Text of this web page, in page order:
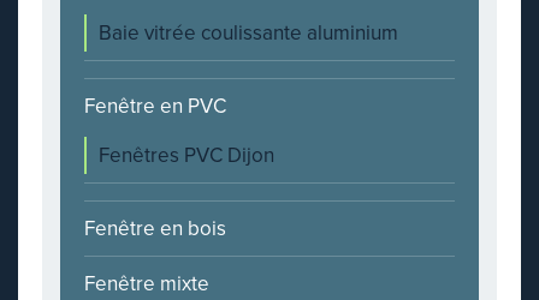
Baie vitrée coulissante aluminium
Fenêtre en PVC
Fenêtres PVC Dijon
Fenêtre en bois
Fenêtre mixte